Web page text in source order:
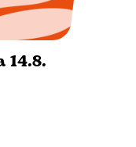
14.8.